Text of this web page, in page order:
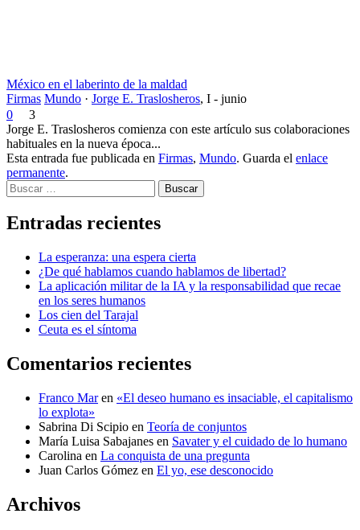
México en el laberinto de la maldad
Firmas Mundo · Jorge E. Traslosheros, I - junio
0
3
Jorge E. Traslosheros comienza con este artículo sus colaboraciones
habituales en la nueva época...
Esta entrada fue publicada en Firmas, Mundo. Guarda el enlace
permanente.
Buscar
Entradas recientes
La esperanza: una espera cierta
¿De qué hablamos cuando hablamos de libertad?
La aplicación militar de la IA y la responsabilidad que recae
en los seres humanos
Los cien del Tarajal
Ceuta es el síntoma
Comentarios recientes
Franco Maren «El deseo humano es insaciable, el capitalismo
lo explota»
Sabrina Di Scipio en Teoría de conjuntos
María Luisa Sabajanes en Savater y el cuidado de lo humano
Carolina en La conquista de una pregunta
Juan Carlos Gómez en El yo, ese desconocido
Archivos